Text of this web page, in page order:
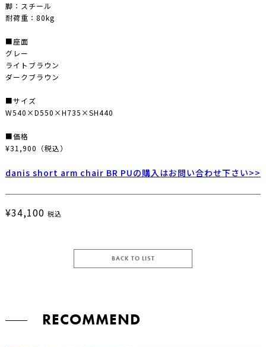
脚：スチール
耐荷重：80kg
■座面
グレー
ライトブラウン
ダークブラウン
■サイズ
W540×D550×H735×SH440
■価格
¥31,900（税込）
danis short arm chair BR PUの購入はお問い合わせ下さい>>
¥34,100 税込
BACK TO LIST
RECOMMEND